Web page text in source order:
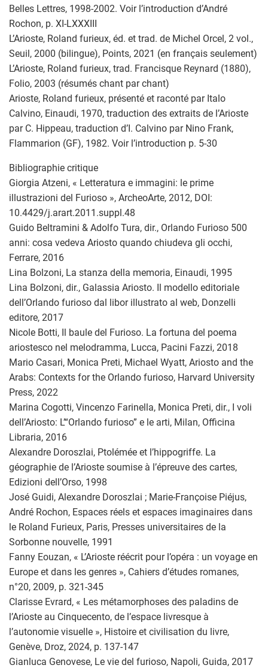
Belles Lettres, 1998-2002. Voir l’introduction d’André
Rochon, p. XI-LXXXIII
L’Arioste, Roland furieux, éd. et trad. de Michel Orcel, 2 vol.,
Seuil, 2000 (bilingue), Points, 2021 (en français seulement)
L’Arioste, Roland furieux, trad. Francisque Reynard (1880),
Folio, 2003 (résumés chant par chant)
Arioste, Roland furieux, présenté et raconté par Italo
Calvino, Einaudi, 1970, traduction des extraits de l’Arioste
par C. Hippeau, traduction d’I. Calvino par Nino Frank,
Flammarion (GF), 1982. Voir l’introduction p. 5-30
Bibliographie critique
Giorgia Atzeni, « Letteratura e immagini: le prime
illustrazioni del Furioso », ArcheoArte, 2012, DOI:
10.4429/j.arart.2011.suppl.48
Guido Beltramini & Adolfo Tura, dir., Orlando Furioso 500
anni: cosa vedeva Ariosto quando chiudeva gli occhi,
Ferrare, 2016
Lina Bolzoni, La stanza della memoria, Einaudi, 1995
Lina Bolzoni, dir., Galassia Ariosto. Il modello editoriale
dell’Orlando furioso dal libor illustrato al web, Donzelli
editore, 2017
Nicole Botti, Il baule del Furioso. La fortuna del poema
ariostesco nel melodramma, Lucca, Pacini Fazzi, 2018
Mario Casari, Monica Preti, Michael Wyatt, Ariosto and the
Arabs: Contexts for the Orlando furioso, Harvard University
Press, 2022
Marina Cogotti, Vincenzo Farinella, Monica Preti, dir., I voli
dell’Ariosto: L’“Orlando furioso” e le arti, Milan, Officina
Libraria, 2016
Alexandre Doroszlai, Ptolémée et l’hippogriffe. La
géographie de l’Arioste soumise à l’épreuve des cartes,
Edizioni dell’Orso, 1998
José Guidi, Alexandre Doroszlai ; Marie-Françoise Piéjus,
André Rochon, Espaces réels et espaces imaginaires dans
le Roland Furieux, Paris, Presses universitaires de la
Sorbonne nouvelle, 1991
Fanny Eouzan, « L’Arioste réécrit pour l’opéra : un voyage en
Europe et dans les genres », Cahiers d’études romanes,
n°20, 2009, p. 321-345
Clarisse Evrard, « Les métamorphoses des paladins de
l’Arioste au Cinquecento, de l’espace livresque à
l’autonomie visuelle », Histoire et civilisation du livre,
Genève, Droz, 2024, p. 137-147
Gianluca Genovese, Le vie del furioso, Napoli, Guida, 2017